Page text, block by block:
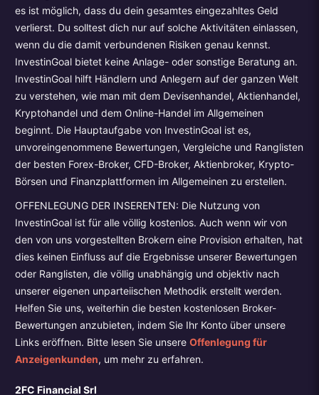
es ist möglich, dass du dein gesamtes eingezahltes Geld
verlierst. Du solltest dich nur auf solche Aktivitäten einlassen,
wenn du die damit verbundenen Risiken genau kennst.
InvestinGoal bietet keine Anlage- oder sonstige Beratung an.
InvestinGoal hilft Händlern und Anlegern auf der ganzen Welt
zu verstehen, wie man mit dem Devisenhandel, Aktienhandel,
Kryptohandel und dem Online-Handel im Allgemeinen
beginnt. Die Hauptaufgabe von InvestinGoal ist es,
unvoreingenommene Bewertungen, Vergleiche und Ranglisten
der besten Forex-Broker, CFD-Broker, Aktienbroker, Krypto-
Börsen und Finanzplattformen im Allgemeinen zu erstellen.
OFFENLEGUNG DER INSERENTEN: Die Nutzung von
InvestinGoal ist für alle völlig kostenlos. Auch wenn wir von
den von uns vorgestellten Brokern eine Provision erhalten, hat
dies keinen Einfluss auf die Ergebnisse unserer Bewertungen
oder Ranglisten, die völlig unabhängig und objektiv nach
unserer eigenen unparteiischen Methodik erstellt werden.
Helfen Sie uns, weiterhin die besten kostenlosen Broker-
Bewertungen anzubieten, indem Sie Ihr Konto über unsere
Links eröffnen. Bitte lesen Sie unsereOffenlegung für
Anzeigenkunden, um mehr zu erfahren.
2FC Financial Srl